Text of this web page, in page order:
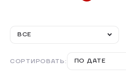
ВСЕ
СОРТИРОВАТЬ: ПО ДАТЕ